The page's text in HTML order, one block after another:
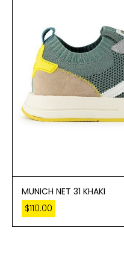
MUNICH NET 31 KHAKI
$110.00